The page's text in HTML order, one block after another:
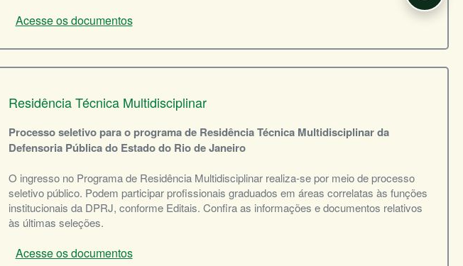
Acesse os documentos
Residência Técnica Multidisciplinar
Processo seletivo para o programa de Residência Técnica Multidisciplinar da
Defensoria Pública do Estado do Rio de Janeiro
O ingresso no Programa de Residência Multidisciplinar realiza-se por meio de processo
seletivo público. Podem participar profissionais graduados em áreas correlatas às funções
institucionais da DPRJ, conforme Editais. Confira as informações e documentos relativos
às últimas seleções.
Acesse os documentos